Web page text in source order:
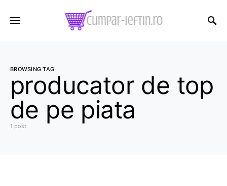
BROWSING TAG
producator de top
de pe piata
1 post